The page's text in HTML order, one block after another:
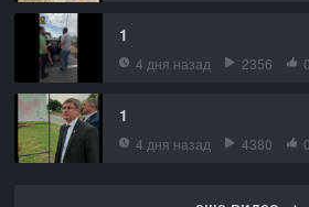
1
4 дня назад 2356 0
1
4 дня назад 4380 0